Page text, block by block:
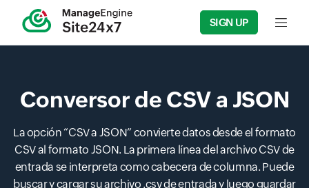
SIGN UP Input
Conversor de CSV a JSON
La opción “CSV a JSON” convierte datos desde el formato
CSV al formato JSON. La primera línea del archivo CSV de
entrada se interpreta como cabecera de columna. Puede
buscar y cargar su archivo .csv de entrada y luego guardar